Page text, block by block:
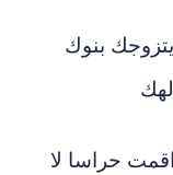
بنوك
حراسا لا